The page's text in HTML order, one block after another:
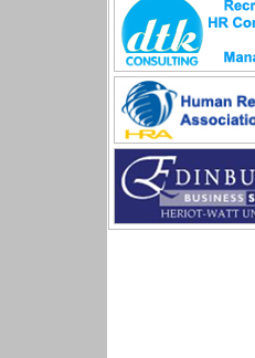
Sản xuất game online
Sở hữu công nghiệp
Tài chính
Thiết kế
Tiếp thị
Tổ chức Sản xuất
Truyền thông
Truyền thông, PR
Tư vấn
Vật tư - Hậu cần